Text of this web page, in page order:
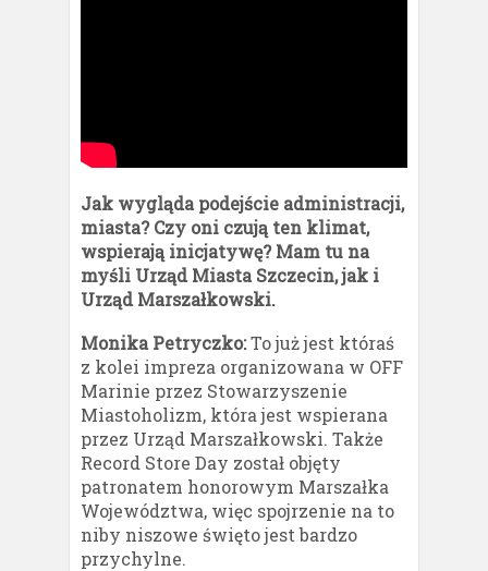
Jak wygląda podejście administracji,
miasta? Czy oni czują ten klimat,
wspierają inicjatywę? Mam tu na
myśli Urząd Miasta Szczecin, jak i
Urząd Marszałkowski.
Monika Petryczko:To już jest któraś
z kolei impreza organizowana w OFF
Marinie przez Stowarzyszenie
Miastoholizm, która jest wspierana
przez Urząd Marszałkowski. Także
Record Store Day został objęty
patronatem honorowym Marszałka
Województwa, więc spojrzenie na to
niby niszowe święto jest bardzo
przychylne.